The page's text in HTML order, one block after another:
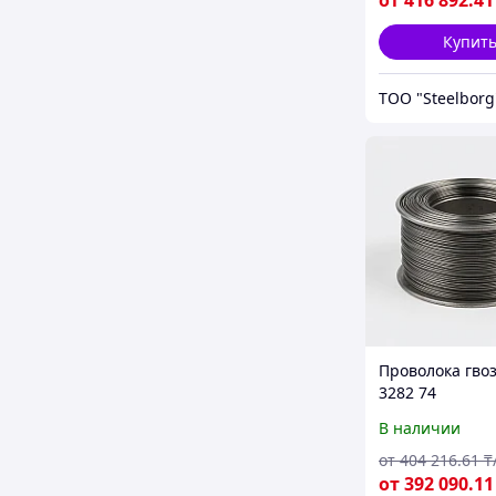
ТОО
Проволока
3282 74
В наличии
от392 090.11
от 404 216.61